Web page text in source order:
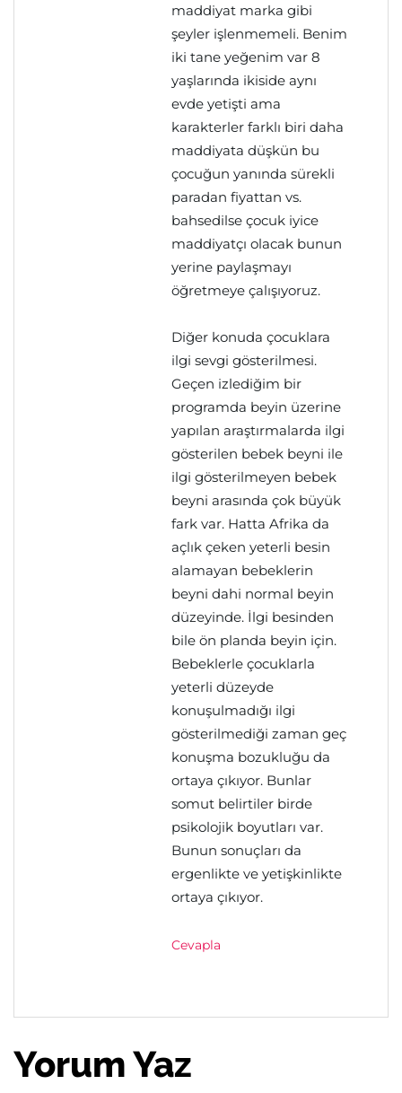
maddiyat marka gibi
şeyler işlenmemeli. Benim
iki tane yeğenim var 8
yaşlarında ikiside aynı
evde yetişti ama
karakterler farklı biri daha
maddiyata düşkün bu
çocuğun yanında sürekli
paradan fiyattan vs.
bahsedilse çocuk iyice
maddiyatçı olacak bunun
yerine paylaşmayı
öğretmeye çalışıyoruz.
Diğer konuda çocuklara
ilgi sevgi gösterilmesi.
Geçen izlediğim bir
programda beyin üzerine
yapılan araştırmalarda ilgi
gösterilen bebek beyni ile
ilgi gösterilmeyen bebek
beyni arasında çok büyük
fark var. Hatta Afrika da
açlık çeken yeterli besin
alamayan bebeklerin
beyni dahi normal beyin
düzeyinde. İlgi besinden
bile ön planda beyin için.
Bebeklerle çocuklarla
yeterli düzeyde
konuşulmadığı ilgi
gösterilmediği zaman geç
konuşma bozukluğu da
ortaya çıkıyor. Bunlar
somut belirtiler birde
psikolojik boyutları var.
Bunun sonuçları da
ergenlikte ve yetişkinlikte
ortaya çıkıyor.
Cevapla
Yorum Yaz